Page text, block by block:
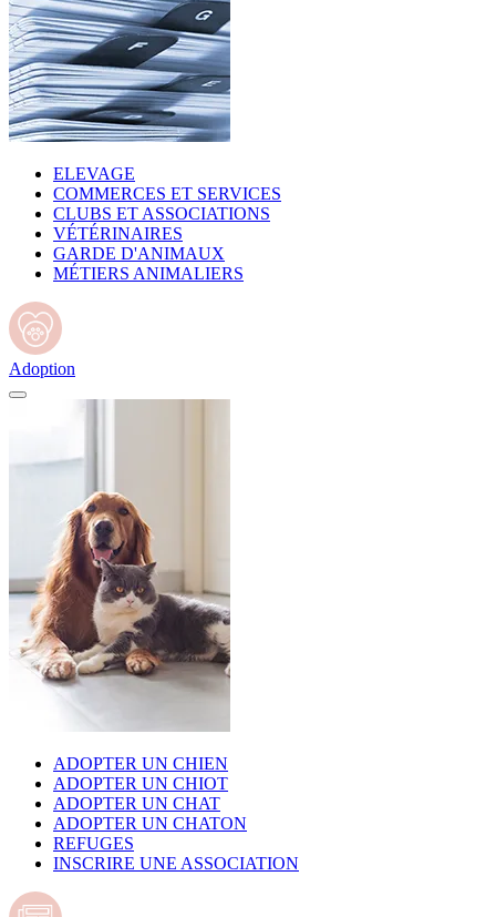
ELEVAGE
COMMERCES ET SERVICES
CLUBS ET ASSOCIATIONS
VÉTÉRINAIRES
GARDE D'ANIMAUX
MÉTIERS ANIMALIERS
Adoption
ADOPTER UN CHIEN
ADOPTER UN CHIOT
ADOPTER UN CHAT
ADOPTER UN CHATON
REFUGES
INSCRIRE UNE ASSOCIATION